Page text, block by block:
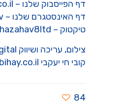
דף הפייסבוק שלנו – https://www.facebook.com/daghazahav.co.il
דף האינסטגרם שלנו – https://www.instagram.com/daghazahav
טיקטוק – https://www.tiktok.com/@daghazahav8ltd
צילום, עריכה ושיווק Cobi Hay Digital
קובי חי יעקבי https://www.cobihay.co.il
84